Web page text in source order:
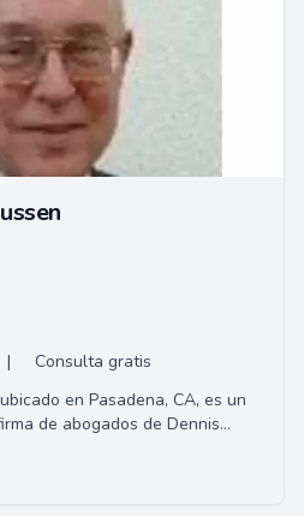
|
Consulta gratis
en Pasadena, CA, es un
de abogados de Dennis